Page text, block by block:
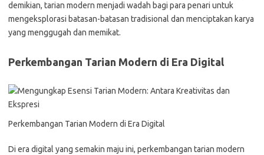
demikian, tarian modern menjadi wadah bagi para penari untuk
mengeksplorasi batasan-batasan tradisional dan menciptakan karya
yang menggugah dan memikat.
Perkembangan Tarian Modern di Era Digital
Perkembangan Tarian Modern di Era Digital
Di era digital yang semakin maju ini, perkembangan tarian modern